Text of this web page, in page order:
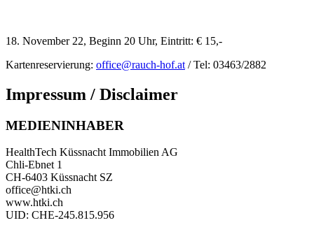
18. November 22, Beginn 20 Uhr, Eintritt: € 15,-
Kartenreservierung: office@rauch-hof.at / Tel: 03463/2882
Impressum / Disclaimer
MEDIENINHABER
HealthTech Küssnacht Immobilien AG
Chli-Ebnet 1
CH-6403 Küssnacht SZ
office@htki.ch
www.htki.ch
UID: CHE-245.815.956